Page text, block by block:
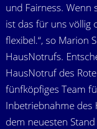
und Fairness. Wenn
ist das für uns völlig
flexibel.“, so Marion
HausNotrufs.
HausNotruf des
fünfköpfiges Team
Inbetriebnahme des
dem neuesten